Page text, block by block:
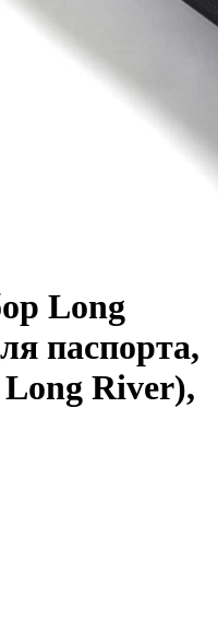
Long
паспорта,
Long River),